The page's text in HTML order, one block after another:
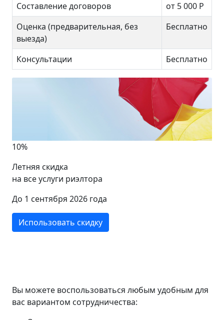
Составление договоров
от 5 000 Р
Оценка (предварительная, без
выезда)
Бесплатно
Консультации Бесплатно
10%
Летняя скидка
на все услуги риэлтора
До 1 сентября 2026 года
Использовать скидку
Вы можете воспользоваться любым удобным для
вас вариантом сотрудничества: